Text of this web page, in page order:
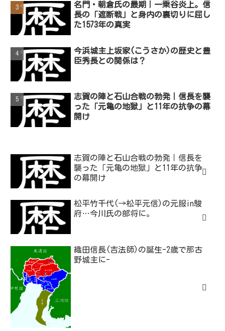
名門・朝倉氏の最期｜一乗谷炎上。信
長の「遮断戦」と身内の裏切りに屈し
た1573年の真実
今浜城主上坂家(こうさか)の歴史と豊
臣秀長との関係は？
志賀の陣と石山合戦の勃発｜信長を襲
った「元亀の地獄」と11年の抗争の幕
開け
志賀の陣と石山合戦の勃発｜信長を
襲った「元亀の地獄」と11年の抗争
の幕開け
松平竹千代(→松平元信)の元服in駿
府…今川氏の部将に。
織田信長(吉法師)の誕生-2歳で那古
野城主に-